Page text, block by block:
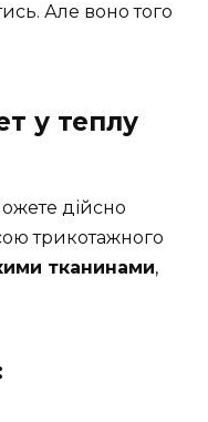
Але воно того
у теплу
дійсно
трикотажного
тканинами,